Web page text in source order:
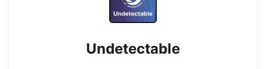
Undetectable